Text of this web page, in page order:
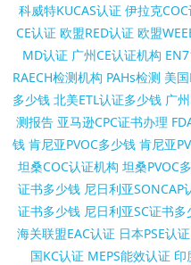
科威特KUCAS认证 伊拉克
CE认证 欧盟RED认证 欧盟
MD认证 广州CE认证机构
RAECH检测机构 PAHs检测 美
多少钱 北美ETL认证多少钱 广
测报告 亚马逊CPC证书办理
钱 肯尼亚PVOC多少钱 肯尼亚
坦桑COC认证机构 坦桑PVOC
证书多少钱 尼日利亚SONCAP
证书多少钱 尼日利亚SC证书多
海关联盟EAC认证 日本PSE认证
国KC认证 MEPS能效认证 印